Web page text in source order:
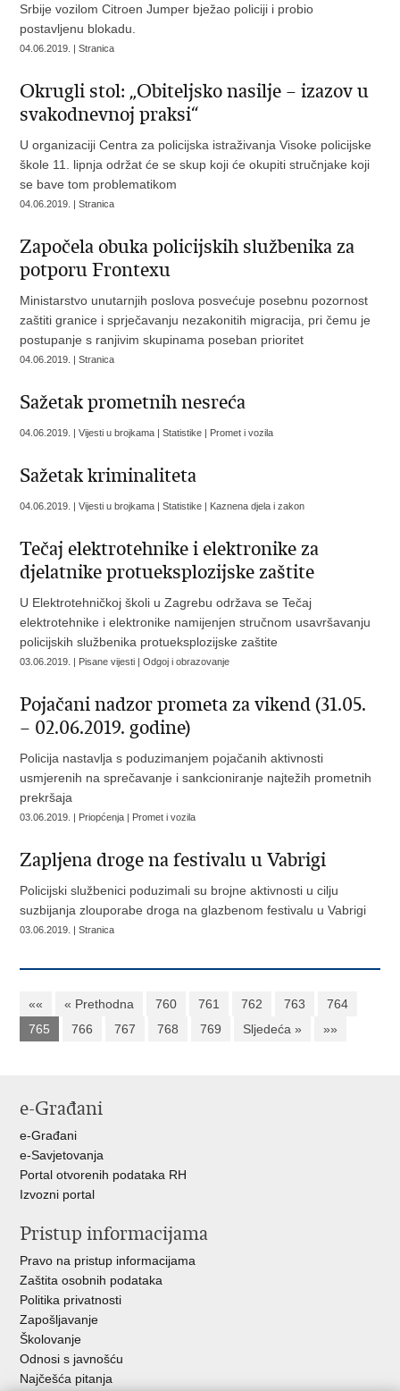
Srbije vozilom Citroen Jumper bježao policiji i probio
postavljenu blokadu.
04.06.2019. | Stranica
Okrugli stol: „Obiteljsko nasilje – izazov u
svakodnevnoj praksi“
U organizaciji Centra za policijska istraživanja Visoke policijske
škole 11. lipnja održat će se skup koji će okupiti stručnjake koji
se bave tom problematikom
04.06.2019. | Stranica
Započela obuka policijskih službenika za
potporu Frontexu
Ministarstvo unutarnjih poslova posvećuje posebnu pozornost
zaštiti granice i sprječavanju nezakonitih migracija, pri čemu je
postupanje s ranjivim skupinama poseban prioritet
04.06.2019. | Stranica
Sažetak prometnih nesreća
04.06.2019. | Vijesti u brojkama | Statistike | Promet i vozila
Sažetak kriminaliteta
04.06.2019. | Vijesti u brojkama | Statistike | Kaznena djela i zakon
Tečaj elektrotehnike i elektronike za
djelatnike protueksplozijske zaštite
U Elektrotehničkoj školi u Zagrebu održava se Tečaj
elektrotehnike i elektronike namijenjen stručnom usavršavanju
policijskih službenika protueksplozijske zaštite
03.06.2019. | Pisane vijesti | Odgoj i obrazovanje
Pojačani nadzor prometa za vikend (31.05.
– 02.06.2019. godine)
Policija nastavlja s poduzimanjem pojačanih aktivnosti
usmjerenih na sprečavanje i sankcioniranje najtežih prometnih
prekršaja
03.06.2019. | Priopćenja | Promet i vozila
Zapljena droge na festivalu u Vabrigi
Policijski službenici poduzimali su brojne aktivnosti u cilju
suzbijanja zlouporabe droga na glazbenom festivalu u Vabrigi
03.06.2019. | Stranica
«« « Prethodna 760 761 762 763
764
765
766 767 768 769 Sljedeća » »»
e-Građani
e-Građani
e-Savjetovanja
Portal otvorenih podataka RH
Izvozni portal
Pristup informacijama
Pravo na pristup informacijama
Zaštita osobnih podataka
Politika privatnosti
Zapošljavanje
Školovanje
Odnosi s javnošću
Najčešća pitanja